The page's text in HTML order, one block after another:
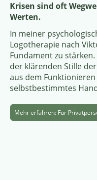
Krisen sind oft
Werten.
In meiner
Logotherapie nach
Fundament zu
der klärenden Stille
aus dem
selbstbestimmtes
Mehr erfahren: Für